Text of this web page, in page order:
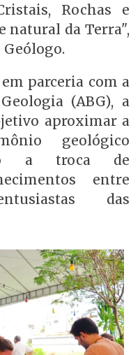
Rochas e
natural da Terra",
Geólogo.
parceria com a
(ABG), a
aproximar a
geológico
a troca de
entre
das